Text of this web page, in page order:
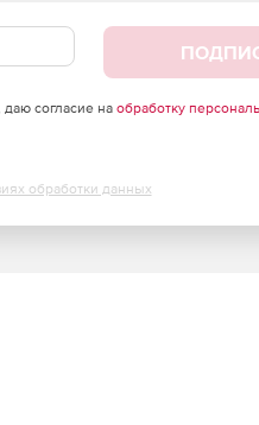
даю согласие на обработку
обработки данных